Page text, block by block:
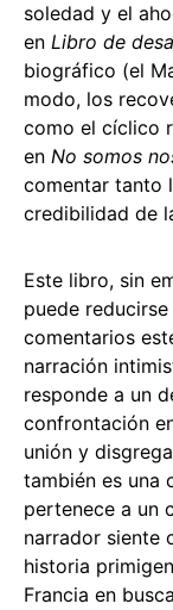
soledad y el
en Libro de
biográfico (el
modo, los
como el cíclico
en No somos
comentar tanto
credibilidad de
Este libro, sin
puede
comentarios
narración
responde a un
confrontación
unión y
también es una
pertenece a un
narrador siente
historia
Francia en